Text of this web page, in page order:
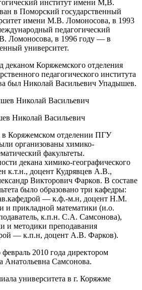
институт имени М,В.
в Поморский государственный
имени М.В. Ломоносова, в 1993
педагогический
Ломоносова, в 1996 году — в
университет.
деканом Коряжемского отделения
педагогического института
был Николай Васильевич Упадышев.
Николай Васильевич
в Коряжемском отделении ПГУ
организованы химико-
факультеты.
декана химико-географического
к.т.н., доцент Кудрявцев А.В.,
Викторович Фарков. В составе
было образовано три кафедры:
— к.ф.-м.н, доцент Н.М.
и прикладной математики (и.о.
к.п.н. С.А. Самсонова),
и методики преподавания
— к.п.н, доцент А.В. Фарков).
2010 года директором
Анатольевна Самсонова.